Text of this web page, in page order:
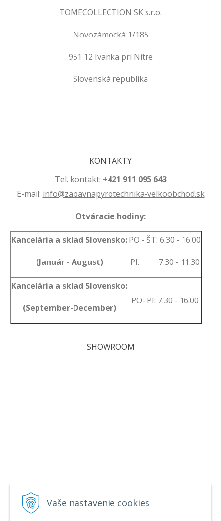
Vaše nastavenie cookies
TOMECOLLECTION SK s.r.o.
Novozámocká 1/185
951 12 Ivanka pri Nitre
Slovenská republika
KONTAKTY
Tel. kontakt: +421 911 095 643
E-mail: info@zabavnapyrotechnika-velkoobchod.sk
Otváracie hodiny:
Kancelária a sklad Slovensko:
(Január - August)
PO - ŠT: 6.30 - 16.00
PI: 7.30 - 11.30
Kancelária a sklad Slovensko:
(September-December)
PO- PI: 7.30 - 16.00
SHOWROOM